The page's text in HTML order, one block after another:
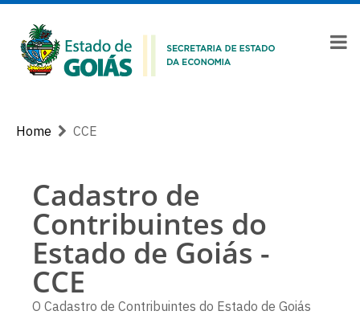
Home CCE
Cadastro de
Contribuintes do
Estado de Goiás -
CCE
O Cadastro de Contribuintes do Estado de Goiás